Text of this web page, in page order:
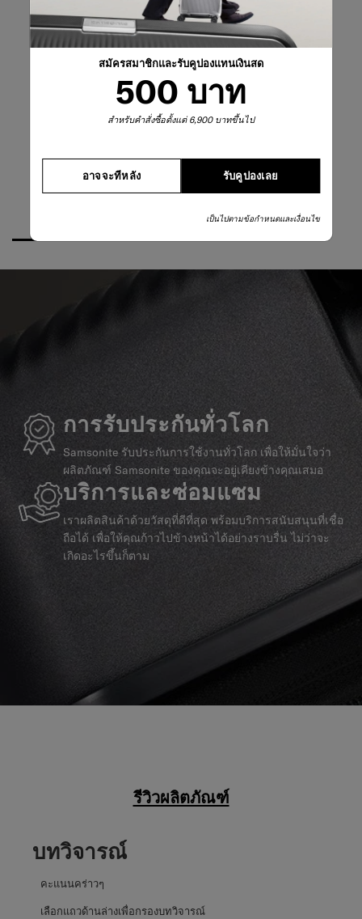
สมัครสมาชิกและรับคูปองแทนเงินสด
500 บาท
สำหรับคำสั่งซื้อตั้งแต่ 6,900 บาทขึ้นไป
รับคูปองเลย
อาจจะทีหลัง
เป็นไปตามข้อกำหนดและเงื่อนไข
การรับประกันทั่วโลก
Samsonite รับประกันการใช้งานทั่วโลก เพื่อให้มั่นใจว่า
ผลิตภัณฑ์ Samsonite ของคุณจะอยู่เคียงข้างคุณเสมอ
บริการและซ่อมแซม
เราผลิตสินค้าด้วยวัสดุที่ดีที่สุด พร้อมบริการสนับสนุนที่เชื่อ
ถือได้ เพื่อให้คุณก้าวไปข้างหน้าได้อย่างราบรื่น ไม่ว่าจะ
เกิดอะไรขึ้นก็ตาม
รีวิวผลิตภัณฑ์
บทวิจารณ์
คะแนนคร่าวๆ
เลือกแถวด้านล่างเพื่อกรองบทวิจารณ์